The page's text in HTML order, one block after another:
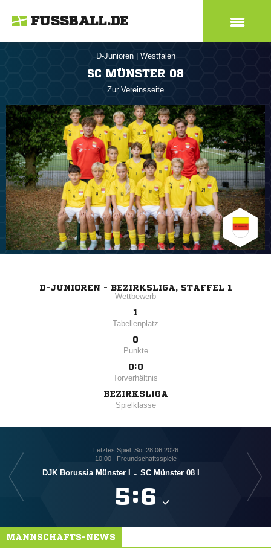
FUSSBALL.DE
D-Junioren Westfalen
SC MÜNSTER 08
Zur Vereinsseite
D-JUNIOREN - BEZIRKSLIGA, STAFFEL 1
Wettbewerb
1
Tabellenplatz
0
Punkte
0:0
Torverhältnis
BEZIRKSLIGA
Spielklasse
Letztes Spiel: So, 28.06.2026
10:00 | Freundschaftsspiele
DJK Borussia Münster I - SC Münster 08 I
:
MANNSCHAFTS-NEWS